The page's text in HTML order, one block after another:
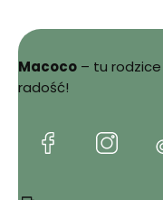
szczegóły
Macoco – tu
radość!
(Otwiera